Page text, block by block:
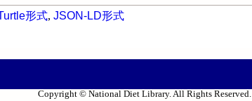
形式, JSON-LD形式
Copyright © National Diet Library. All Rights Reserved.